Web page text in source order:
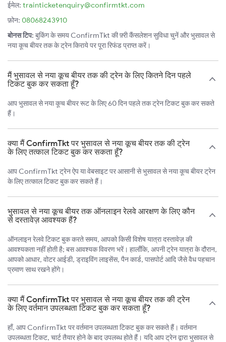
ईमेल: trainticketenquiry@confirmtkt.com
फ़ोन: 08068243910
बोनस टिप: बुकिंग के समय ConfirmTkt की फ़्री कैंसलेशन सुविधा चुनें और भुसावल से
नया कूच बीयर तक के ट्रेन किराये पर पूरा रिफंड प्राप्त करें।
मैं भुसावल से नया कूच बीयर तक की ट्रेन के लिए कितने दिन पहले
टिकट बुक कर सकता हूँ?
आप भुसावल से नया कूच बीयर रूट के लिए 60 दिन पहले तक ट्रेन टिकट बुक कर सकते
हैं।
क्या मैं ConfirmTkt पर भुसावल से नया कूच बीयर तक की ट्रेन
के लिए तत्काल टिकट बुक कर सकता हूँ?
आप ConfirmTkt ट्रेन ऐप या वेबसाइट पर आसानी से भुसावल से नया कूच बीयर ट्रेन
के लिए तत्काल टिकट बुक कर सकते हैं।
भुसावल से नया कूच बीयर तक ऑनलाइन रेलवे आरक्षण के लिए कौन
से दस्तावेज़ आवश्यक हैं?
ऑनलाइन रेलवे टिकट बुक करते समय, आपको किसी विशेष यात्रा दस्तावेज़ की
आवश्यकता नहीं होती है; बस आवश्यक विवरण भरें। हालाँकि, अपनी ट्रेन यात्रा के दौरान,
आपको आधार, वोटर आईडी, ड्राइविंग लाइसेंस, पैन कार्ड, पासपोर्ट आदि जैसे वैध पहचान
प्रमाण साथ रखने होंगे।
क्या मैं ConfirmTkt पर भुसावल से नया कूच बीयर तक की ट्रेन
के लिए वर्तमान उपलब्धता टिकट बुक कर सकता हूँ?
हाँ, आप ConfirmTkt पर वर्तमान उपलब्धता टिकट बुक कर सकते हैं। वर्तमान
उपलब्धता टिकट, चार्ट तैयार होने के बाद उपलब्ध होते हैं। यदि आप ट्रेन द्वारा भुसावल से